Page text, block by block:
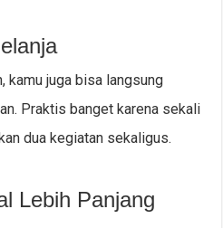
kamu juga bisa langsung
Praktis banget karena sekali
dua kegiatan sekaligus.
Lebih Panjang